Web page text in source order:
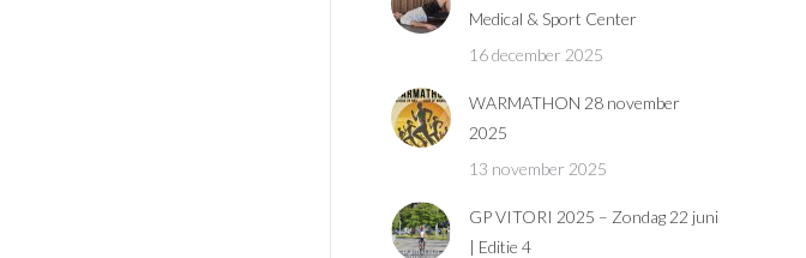
Medical & Sport Center
16 december 2025
WARMATHON 28 november
2025
13 november 2025
GP VITORI 2025 – Zondag 22 juni
| Editie 4